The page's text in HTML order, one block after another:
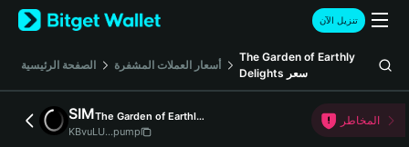
English
日本語
Русский
Español (Latinoamérica)
Türkçe
تنزيل الآن
الصفحة الرئيسية أسعار العملات المشفرة
The Garden of Earthly
Delights سعر
SIM
The Garden of Earthly Delights
KBvuLU...pump
المخاطر